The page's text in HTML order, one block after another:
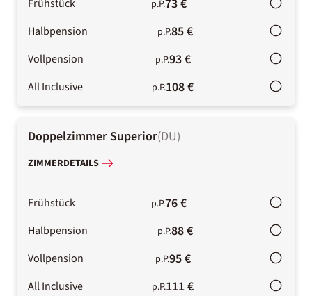
Frühstück p.P.73 €
Halbpension p.P.85 €
Vollpension p.P.93 €
All Inclusive p.P.108 €
Doppelzimmer Superior(DU)
ZIMMERDETAILS
Frühstück p.P.76 €
Halbpension p.P.88 €
Vollpension p.P.95 €
All Inclusive p.P.111 €